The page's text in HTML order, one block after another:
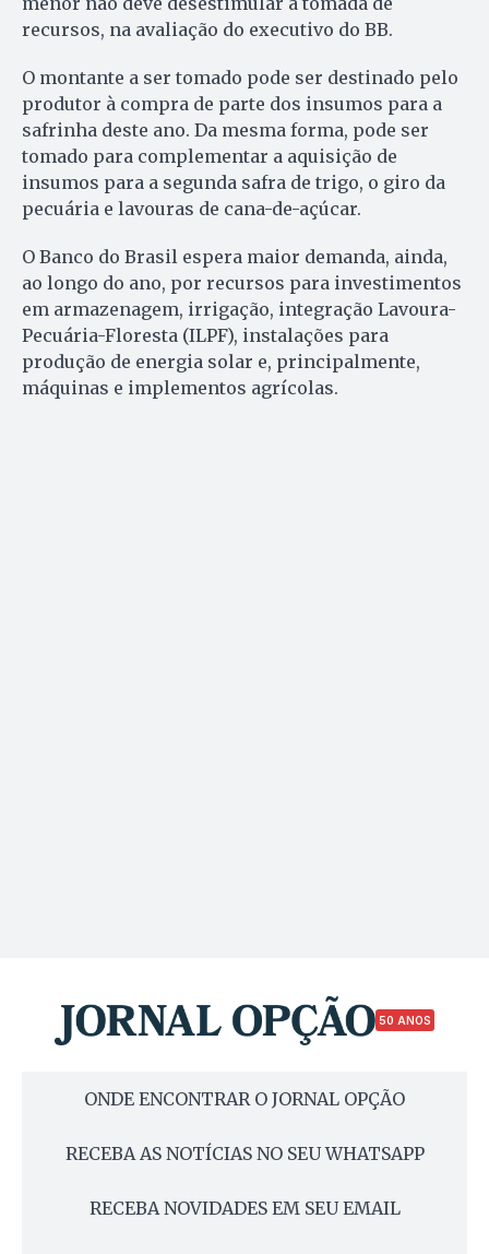
recursos, na avaliação do executivo do BB.
O montante a ser tomado pode ser destinado pelo
produtor à compra de parte dos insumos para a
safrinha deste ano. Da mesma forma, pode ser
tomado para complementar a aquisição de
insumos para a segunda safra de trigo, o giro da
pecuária e lavouras de cana-de-açúcar.
O Banco do Brasil espera maior demanda, ainda,
ao longo do ano, por recursos para investimentos
em armazenagem, irrigação, integração Lavoura-
Pecuária-Floresta (ILPF), instalações para
produção de energia solar e, principalmente,
máquinas e implementos agrícolas.
50 ANOS
ONDE ENCONTRAR O JORNAL OPÇÃO
RECEBA AS NOTÍCIAS NO SEU WHATSAPP
RECEBA NOVIDADES EM SEU EMAIL